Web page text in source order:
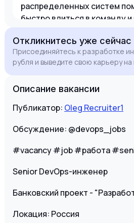
распределенных систем
быстро влиться в команду
финтех-проекта.
Откликнитесь уже сейчас
Присоединяйтесь к разработке
рубля и выведите свою карьеру
Описание вакансии
Публикатор: Oleg Recruiter1
Обсуждение: @devops_jobs
#vacancy #job #работа
Senior DevOps-инженер
Банковский проект -
Локация: Россия